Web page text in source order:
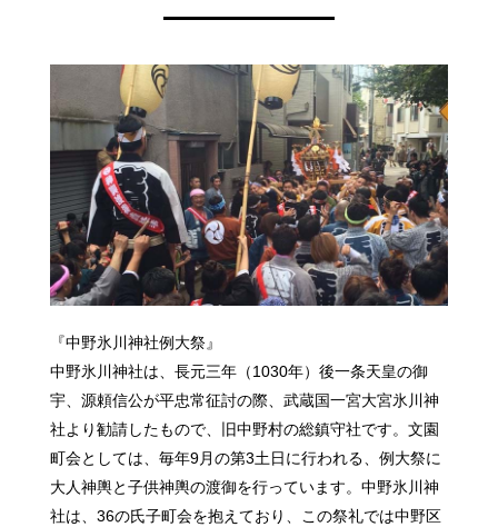
『中野氷川神社例大祭』
中野氷川神社は、長元三年（1030年）後一条天皇の御
宇、源頼信公が平忠常征討の際、武蔵国一宮大宮氷川神
社より勧請したもので、旧中野村の総鎮守社です。文園
町会としては、毎年9月の第3土日に行われる、例大祭に
大人神輿と子供神輿の渡御を行っています。中野氷川神
社は、36の氏子町会を抱えており、この祭礼では中野区